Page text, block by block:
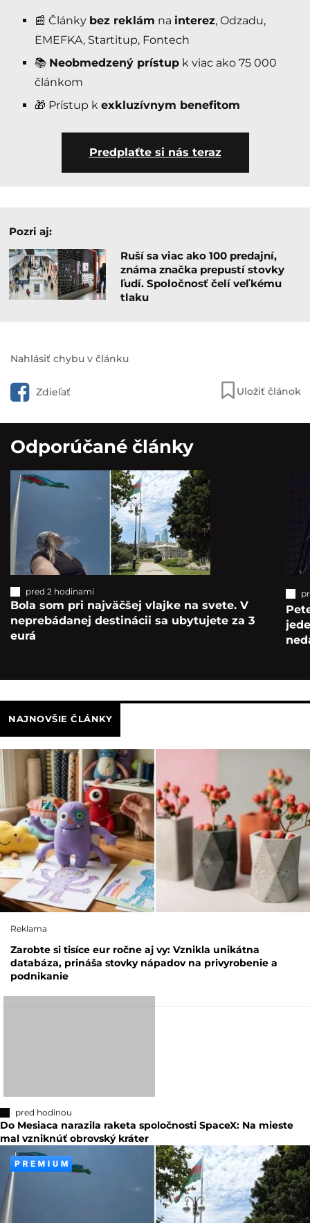
📰 Články bez reklám na interez, Odzadu,
EMEFKA, Startitup, Fontech
📚 Neobmedzený prístup k viac ako 75 000
článkom
🎁 Prístup k exkluzívnym benefitom
Predplaťte si nás teraz
Pozri aj:
Ruší sa viac ako 100 predajní,
známa značka prepustí stovky
ľudí. Spoločnosť čelí veľkému
tlaku
Nahlásiť chybu v článku
Zdieľať Uložiť článok
Odporúčané články
pred 2 hodinami
Bola som pri najväčšej vlajke na svete. V
neprebádanej destinácii sa ubytujete za 3
eurá
NAJNOVŠIE ČLÁNKY
Reklama
Zarobte si tisíce eur ročne aj vy: Vznikla unikátna
databáza, prináša stovky nápadov na privyrobenie a
podnikanie
pred hodinou
Do Mesiaca narazila raketa spoločnosti SpaceX: Na mieste
mal vzniknúť obrovský kráter